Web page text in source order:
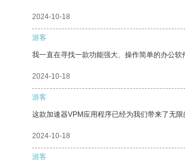
2024-10-18
游客
我一直在寻找一款功能强大、操作简单的办公
2024-10-18
游客
这款加速器VPM应用程序已经为我们带来了无限
2024-10-18
游客